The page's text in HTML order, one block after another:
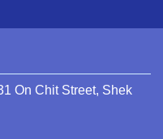
On Chit Street, Shek